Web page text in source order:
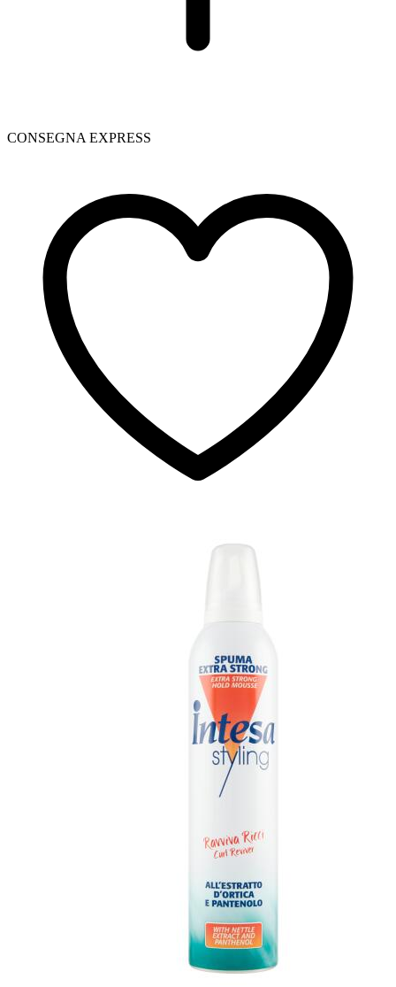
CONSEGNA EXPRESS